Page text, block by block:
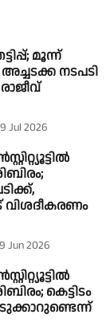
മൂന്ന്
നടപടി
Jul 2026
Jun 2026
കെട്ടിടം